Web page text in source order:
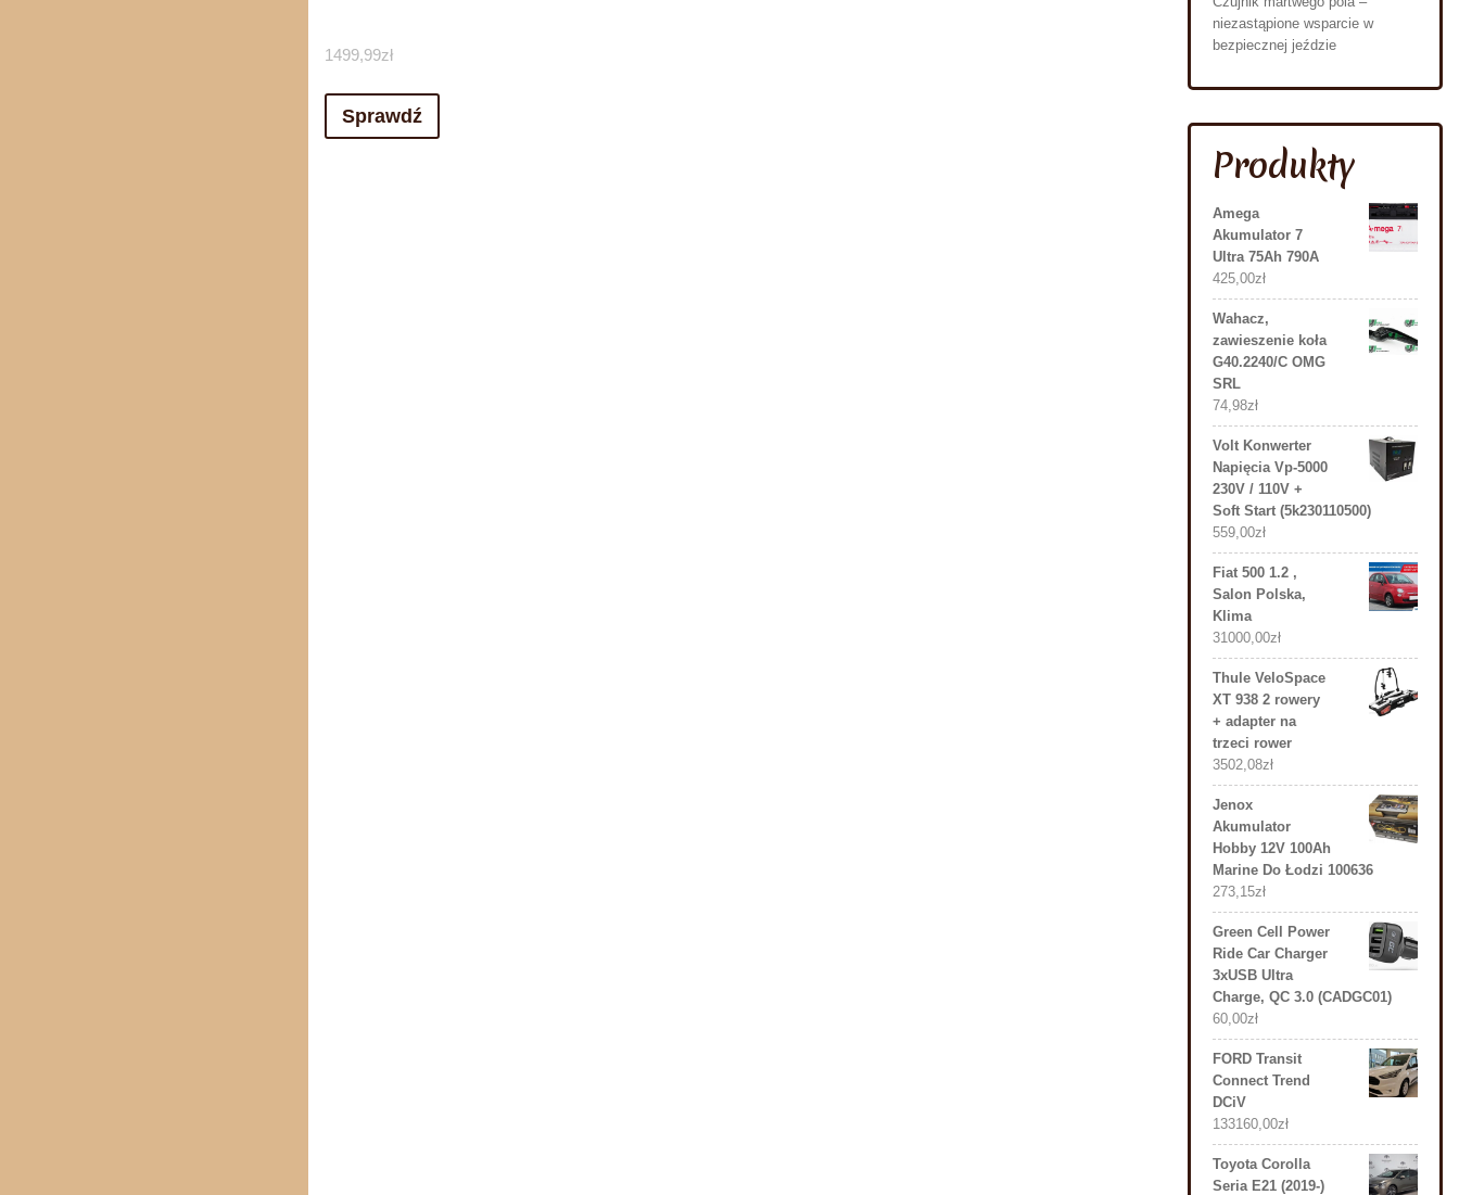
1499,99zł
Sprawdź
niezastąpione wsparcie w
bezpiecznej jeździe
Produkty
Amega
Akumulator 7
Ultra 75Ah 790A
425,00zł
Wahacz,
zawieszenie koła
G40.2240/C OMG
SRL
74,98zł
Volt Konwerter
Napięcia Vp-5000
230V / 110V +
Soft Start (5k230110500)
559,00zł
Fiat 500 1.2 ,
Salon Polska,
Klima
31000,00zł
Thule VeloSpace
XT 938 2 rowery
+ adapter na
trzeci rower
3502,08zł
Jenox
Akumulator
Hobby 12V 100Ah
Marine Do Łodzi 100636
273,15zł
Green Cell Power
Ride Car Charger
3xUSB Ultra
Charge, QC 3.0 (CADGC01)
60,00zł
FORD Transit
Connect Trend
DCiV
133160,00zł
Toyota Corolla
Seria E21 (2019-)